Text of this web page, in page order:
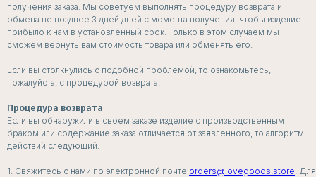
получения заказа. Мы советуем выполнять процедуру возврата и
обмена не позднее 3 дней дней с момента получения, чтобы изделие
прибыло к нам в установленный срок. Только в этом случаем мы
сможем вернуть вам стоимость товара или обменять его.
Если вы столкнулись с подобной проблемой, то ознакомьтесь,
пожалуйста, с процедурой возврата.
Процедура возврата
Если вы обнаружили в своем заказе изделие с производственным
браком или содержание заказа отличается от заявленного, то алгоритм
действий следующий:
1. Свяжитесь с нами по электронной почте orders@lovegoods.store . Для